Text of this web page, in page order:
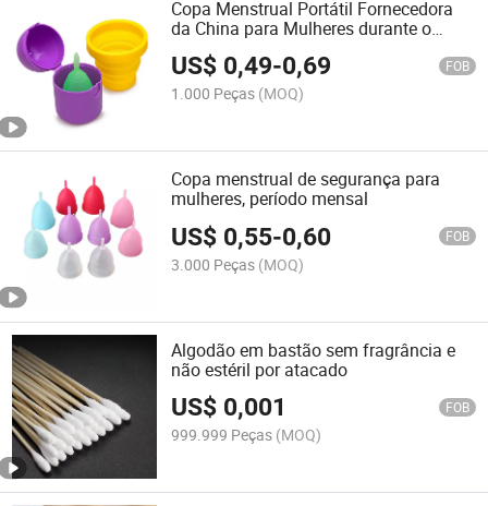
Copa Menstrual Portátil Fornecedora
da China para Mulheres durante o
Período Menstrual
US$ 0,49-0,69 FOB
1.000 Peças (MOQ)
Copa menstrual de segurança para
mulheres, período mensal
US$ 0,55-0,60 FOB
3.000 Peças (MOQ)
Algodão em bastão sem fragrância e
não estéril por atacado
US$ 0,001 FOB
999.999 Peças (MOQ)